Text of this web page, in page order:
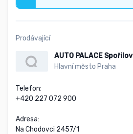
Prodávající
AUTO PALACE Spořilov
Hlavní město Praha
Telefon:
+420 227 072 900
Adresa:
Na Chodovci 2457/1